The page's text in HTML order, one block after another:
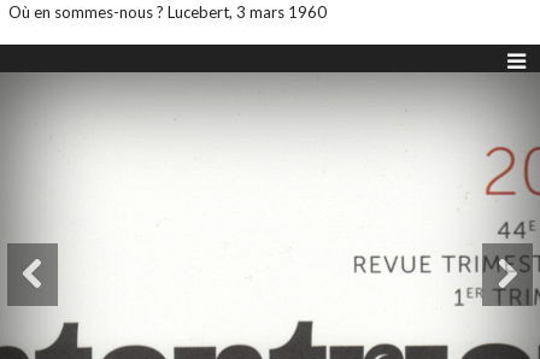
Où en sommes-nous ? Lucebert, 3 mars 1960